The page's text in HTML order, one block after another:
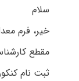
سلام
خیر، فرم
مقطع
ثبت نام